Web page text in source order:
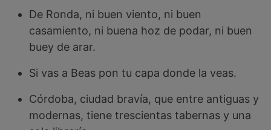
De Ronda, ni buen viento, ni buen
casamiento, ni buena hoz de podar, ni buen
buey de arar.
Si vas a Beas pon tu capa donde la veas.
Córdoba, ciudad bravía, que entre antiguas y
modernas, tiene trescientas tabernas y una